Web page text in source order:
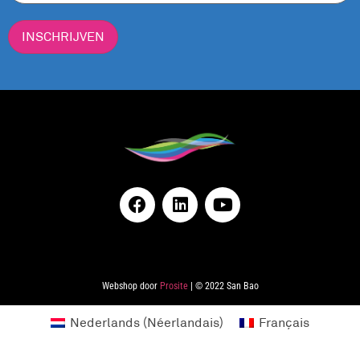
INSCHRIJVEN
Webshop door Prosite| © 2022 San Bao
Nederlands (Néerlandais) Français